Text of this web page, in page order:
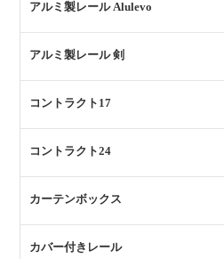
アルミ製レール Alulevo
アルミ製レール 剣
コントラクト17
コントラクト24
カーテンボックス
カバー付きレール